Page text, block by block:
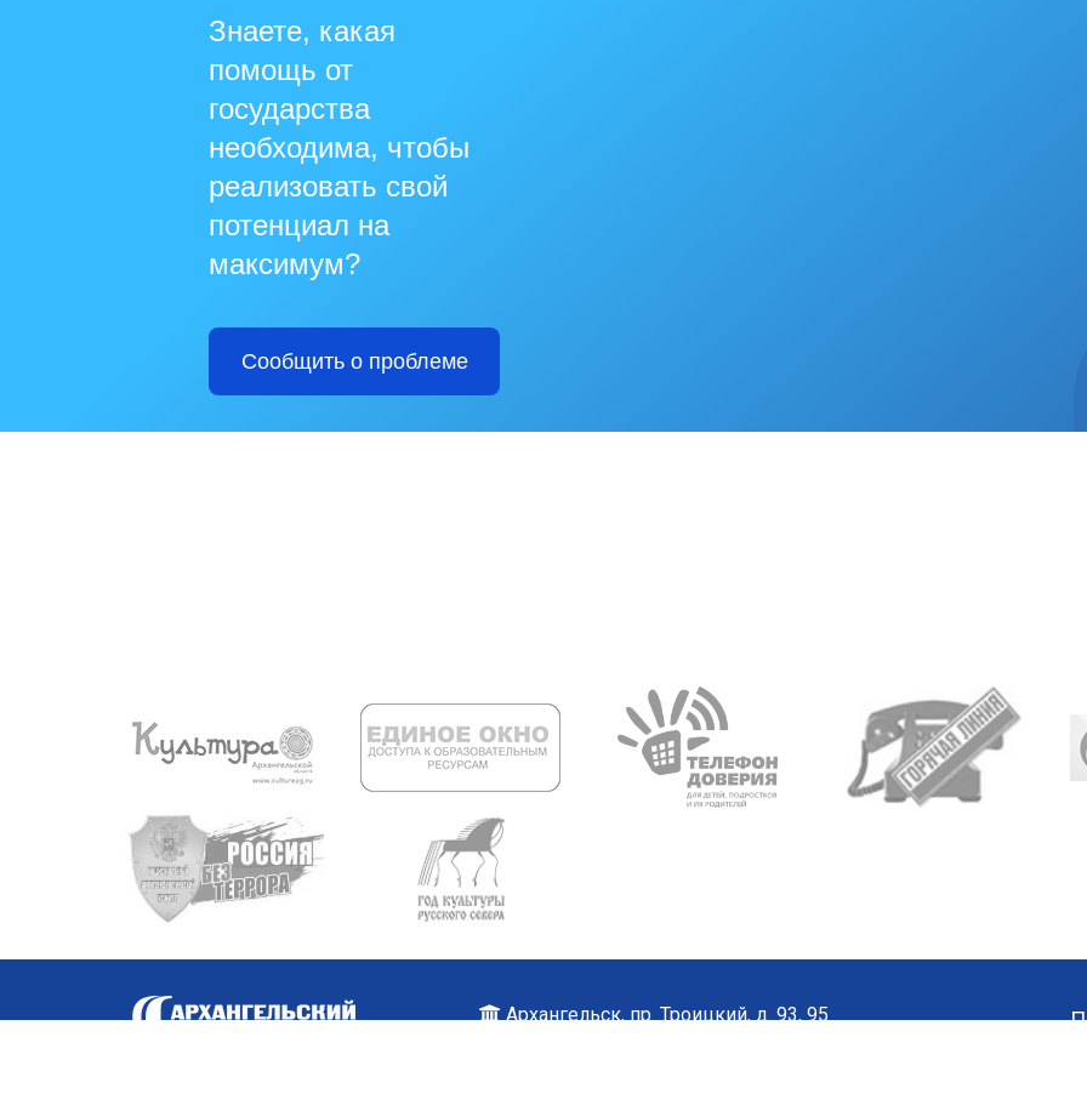
Знаете, какая
помощь от
государства
необходима, чтобы
реализовать свой
потенциал на
максимум?
Сообщить о проблеме
Архангельск, пр. Троицкий, д. 93, 95